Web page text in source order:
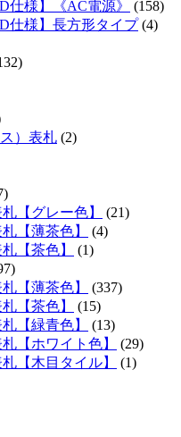
仕様】《AC電源》
(158)
仕様】長方形タイプ(4)
）表札 (2)
【グレー色】
(21)
【薄茶色】
(4)
【茶色】
(1)
【薄茶色】
(337)
【茶色】
(15)
【緑青色】
(13)
【ホワイト色】
(29)
【木目タイル】
(1)